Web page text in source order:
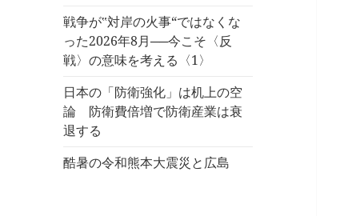
戦争が‟対岸の火事“ではなくな
った2026年8月──今こそ〈反
戦〉の意味を考える〈1〉
日本の「防衛強化」は机上の空
論 防衛費倍増で防衛産業は衰
退する
酷暑の令和熊本大震災と広島